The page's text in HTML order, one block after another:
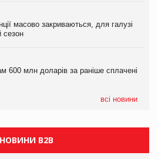
масово закриваються, для галузі
сезон
600 млн доларів за раніше сплачені
всі новини
меню: у VARUS з’явилися
хлібобулочні вироби на
600 млн доларів за раніше сплачені
нові правила щодо штучного
НОВИНИ B2B